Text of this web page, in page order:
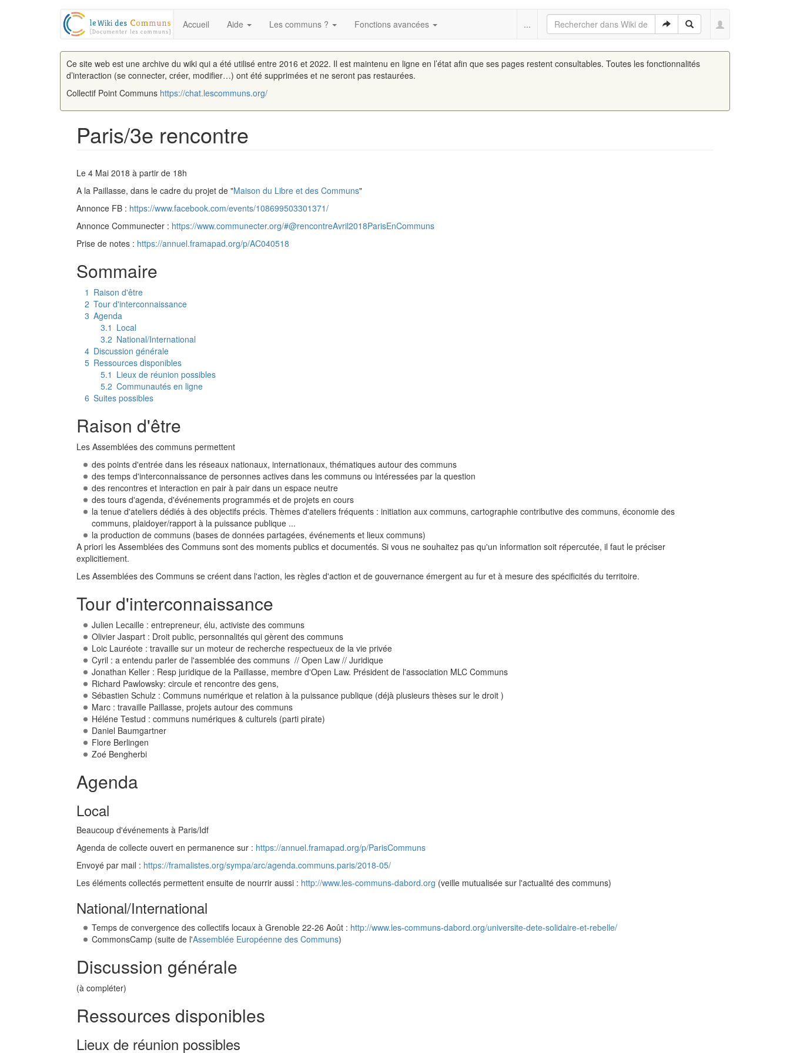
Accueil Aide Les communs ? Fonctions avancées ...
Ce site web est une archive du wiki qui a été utilisé entre 2016 et 2022. Il est maintenu en ligne en l’état afin que ses pages restent consultables. Toutes les fonctionnalités
d’interaction (se connecter, créer, modifier…) ont été supprimées et ne seront pas restaurées.
Collectif Point Communs https://chat.lescommuns.org/
Paris/3e rencontre
Le 4 Mai 2018 à partir de 18h
A la Paillasse, dans le cadre du projet de "Maison du Libre et des Communs"
Annonce FB : https://www.facebook.com/events/108699503301371/
Annonce Communecter : https://www.communecter.org/#@rencontreAvril2018ParisEnCommuns
Prise de notes : https://annuel.framapad.org/p/AC040518
Sommaire
1 Raison d'être
2 Tour d'interconnaissance
3 Agenda
3.1 Local
3.2 National/International
4 Discussion générale
5 Ressources disponibles
5.1 Lieux de réunion possibles
5.2 Communautés en ligne
6 Suites possibles
Raison d'être
Les Assemblées des communs permettent
des points d'entrée dans les réseaux nationaux, internationaux, thématiques autour des communs
des temps d'interconnaissance de personnes actives dans les communs ou intéressées par la question
des rencontres et interaction en pair à pair dans un espace neutre
des tours d'agenda, d'événements programmés et de projets en cours
la tenue d'ateliers dédiés à des objectifs précis. Thèmes d'ateliers fréquents : initiation aux communs, cartographie contributive des communs, économie des
communs, plaidoyer/rapport à la puissance publique ...
la production de communs (bases de données partagées, événements et lieux communs)
A priori les Assemblées des Communs sont des moments publics et documentés. Si vous ne souhaitez pas qu'un information soit répercutée, il faut le préciser
explicitiement.
Les Assemblées des Communs se créent dans l'action, les règles d'action et de gouvernance émergent au fur et à mesure des spécificités du territoire.
Tour d'interconnaissance
Julien Lecaille : entrepreneur, élu, activiste des communs
Olivier Jaspart : Droit public, personnalités qui gèrent des communs
Loic Lauréote : travaille sur un moteur de recherche respectueux de la vie privée
Cyril : a entendu parler de l'assemblée des communs // Open Law // Juridique
Jonathan Keller : Resp juridique de la Paillasse, membre d'Open Law. Président de l'association MLC Communs
Richard Pawlowsky: circule et rencontre des gens,
Sébastien Schulz : Communs numérique et relation à la puissance publique (déjà plusieurs thèses sur le droit )
Marc : travaille Paillasse, projets autour des communs
Héléne Testud : communs numériques & culturels (parti pirate)
Daniel Baumgartner
Flore Berlingen
Zoé Bengherbi
Agenda
Local
Beaucoup d'événements à Paris/Idf
Agenda de collecte ouvert en permanence sur : https://annuel.framapad.org/p/ParisCommuns
Envoyé par mail : https://framalistes.org/sympa/arc/agenda.communs.paris/2018-05/
Les éléments collectés permettent ensuite de nourrir aussi : http://www.les-communs-dabord.org (veille mutualisée sur l'actualité des communs)
National/International
Temps de convergence des collectifs locaux à Grenoble 22-26 Août : http://www.les-communs-dabord.org/universite-dete-solidaire-et-rebelle/
CommonsCamp (suite de l'Assemblée Européenne des Communs)
Discussion générale
(à compléter)
Ressources disponibles
Lieux de réunion possibles